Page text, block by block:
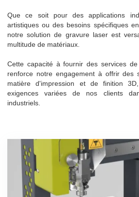
Que ce soit pour des applications
artistiques ou des besoins spécifiques
notre solution de gravure laser est
multitude de matériaux.
Cette capacité à fournir des services
renforce notre engagement à offrir des
matière d'impression et de finition
exigences variées de nos clients
industriels.